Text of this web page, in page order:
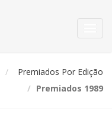
Premiados Por Edição
Premiados 1989